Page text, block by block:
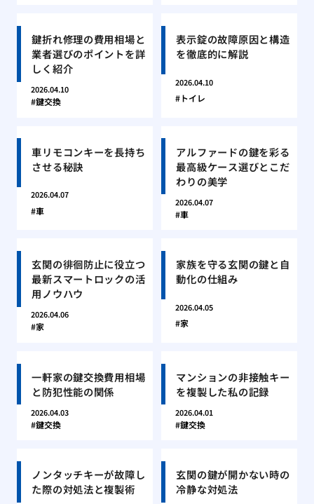
鍵折れ修理の費用相場と
業者選びのポイントを詳
しく紹介
2026.04.10
鍵交換
表示錠の故障原因と構造
を徹底的に解説
2026.04.10
トイレ
車リモコンキーを長持ち
させる秘訣
2026.04.07
車
アルファードの鍵を彩る
最高級ケース選びとこだ
わりの美学
2026.04.07
車
玄関の徘徊防止に役立つ
最新スマートロックの活
用ノウハウ
2026.04.06
家
家族を守る玄関の鍵と自
動化の仕組み
2026.04.05
家
一軒家の鍵交換費用相場
と防犯性能の関係
2026.04.03
鍵交換
マンションの非接触キー
を複製した私の記録
2026.04.01
鍵交換
ノンタッチキーが故障し
た際の対処法と複製術
玄関の鍵が開かない時の
冷静な対処法